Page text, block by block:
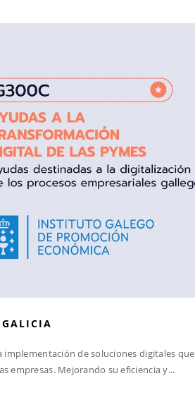
de soluciones digitales que
empresas. Mejorando su eficiencia y...